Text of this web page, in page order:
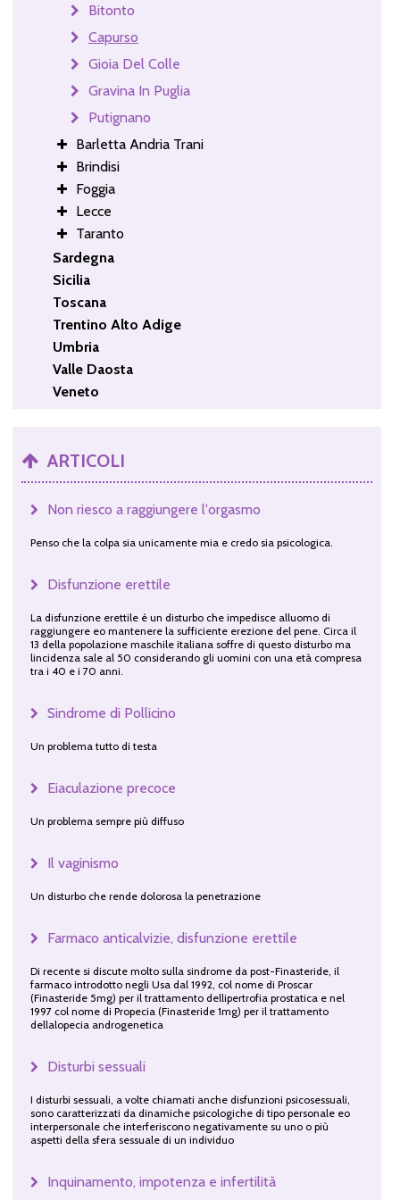
Bitonto
Capurso
Gioia Del Colle
Gravina In Puglia
Putignano
Barletta Andria Trani
Brindisi
Foggia
Lecce
Taranto
Sardegna
Sicilia
Toscana
Trentino Alto Adige
Umbria
Valle Daosta
Veneto
ARTICOLI
Non riesco a raggiungere l'orgasmo
Penso che la colpa sia unicamente mia e credo sia psicologica.
Disfunzione erettile
La disfunzione erettile è un disturbo che impedisce alluomo di
raggiungere eo mantenere la sufficiente erezione del pene. Circa il
13 della popolazione maschile italiana soffre di questo disturbo ma
lincidenza sale al 50 considerando gli uomini con una età compresa
tra i 40 e i 70 anni.
Sindrome di Pollicino
Un problema tutto di testa
Eiaculazione precoce
Un problema sempre più diffuso
Il vaginismo
Un disturbo che rende dolorosa la penetrazione
Farmaco anticalvizie, disfunzione erettile
Di recente si discute molto sulla sindrome da post-Finasteride, il
farmaco introdotto negli Usa dal 1992, col nome di Proscar
(Finasteride 5mg) per il trattamento dellipertrofia prostatica e nel
1997 col nome di Propecia (Finasteride 1mg) per il trattamento
dellalopecia androgenetica
Disturbi sessuali
I disturbi sessuali, a volte chiamati anche disfunzioni psicosessuali,
sono caratterizzati da dinamiche psicologiche di tipo personale eo
interpersonale che interferiscono negativamente su uno o più
aspetti della sfera sessuale di un individuo
Inquinamento, impotenza e infertilità